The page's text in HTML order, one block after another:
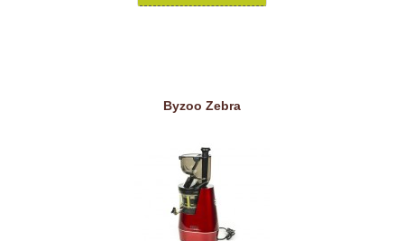
Byzoo Zebra